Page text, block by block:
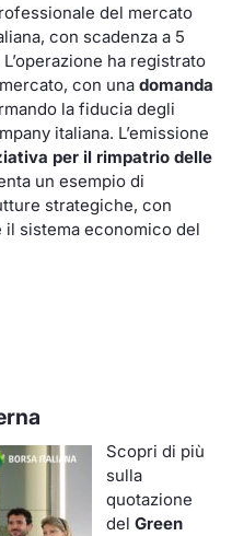
del mercato
con scadenza a 5
ha registrato
con una domanda
la fiducia degli
italiana. L’emissione
per il rimpatrio delle
un esempio di
strategiche, con
il sistema economico del
Scopri di più
sulla
quotazione
del Green